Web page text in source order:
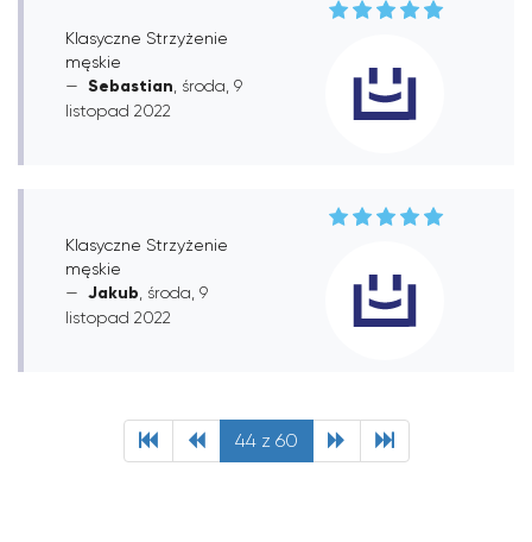
Klasyczne Strzyżenie
męskie
Sebastian , środa, 9
listopad 2022
Klasyczne Strzyżenie
męskie
Jakub , środa, 9
listopad 2022
44 z 60